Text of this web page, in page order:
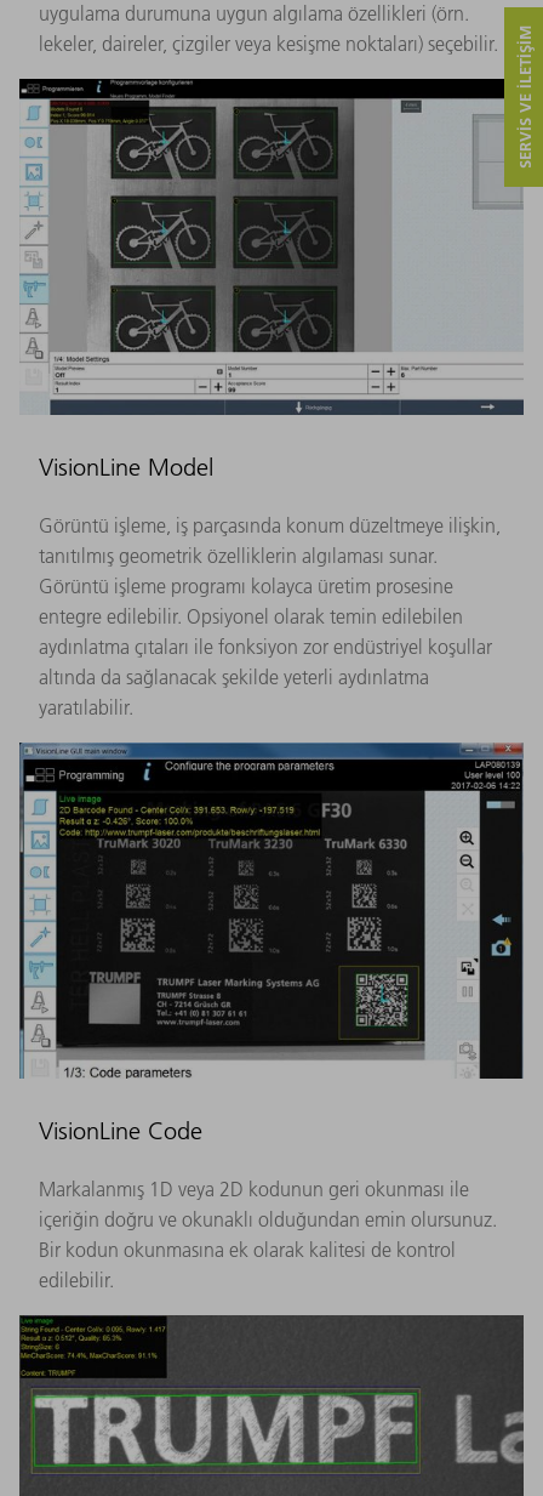
uygulama durumuna uygun algılama özellikleri (örn.
lekeler, daireler, çizgiler veya kesişme noktaları) seçebilir.
VisionLine Model
Görüntü işleme, iş parçasında konum düzeltmeye ilişkin,
tanıtılmış geometrik özelliklerin algılaması sunar.
Görüntü işleme programı kolayca üretim prosesine
entegre edilebilir. Opsiyonel olarak temin edilebilen
aydınlatma çıtaları ile fonksiyon zor endüstriyel koşullar
altında da sağlanacak şekilde yeterli aydınlatma
yaratılabilir.
VisionLine Code
Markalanmış 1D veya 2D kodunun geri okunması ile
içeriğin doğru ve okunaklı olduğundan emin olursunuz.
Bir kodun okunmasına ek olarak kalitesi de kontrol
edilebilir.
SERVIS VE ILETIŞIM